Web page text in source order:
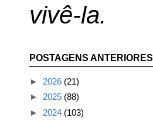
vivê-la.
POSTAGENS ANTERIORES
► 2026 (21)
► 2025 (88)
► 2024 (103)